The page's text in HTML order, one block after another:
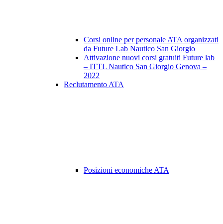
Corsi online per personale ATA organizzati
da Future Lab Nautico San Giorgio
Attivazione nuovi corsi gratuiti Future lab
– ITTL Nautico San Giorgio Genova –
2022
Reclutamento ATA
Posizioni economiche ATA